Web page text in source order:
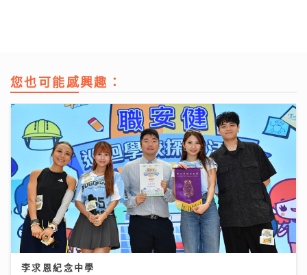
您也可能感興趣：
李求恩紀念中學